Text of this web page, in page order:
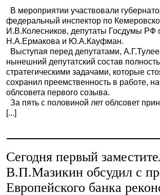
В мероприятии участвовали
федеральный инспектор по
И.В.Колесников, депутаты Госдумы РФ
Н.А.Ермакова и Ю.А.Кауфман.
Выступая перед депутатами,
нынешний депутатский состав
стратегическими задачами, которые
сохранил преемственность в работе,
облсовета первого созыва.
За пять с половиной лет облсовет
[...]
Сегодня первый
В.П.Мазикин обсудил с
Европейского банка